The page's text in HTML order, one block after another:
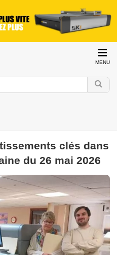
MENU
de l'imprimerie Interview &
clés dans
du 26 mai 2026